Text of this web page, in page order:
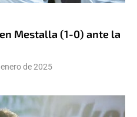
Mestalla (1-0) ante la
de 2025